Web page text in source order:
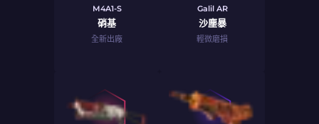
M4A1-S
硝基
全新出廠
Galil AR
沙塵暴
輕微磨損